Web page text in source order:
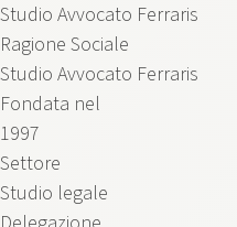
Studio Avvocato Ferraris
Ragione Sociale
Studio Avvocato Ferraris
Fondata nel
1997
Settore
Studio legale